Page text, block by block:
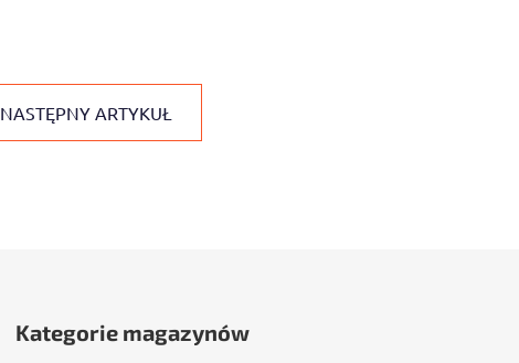
NASTĘPNY ARTYKUŁ
Kategorie magazynów